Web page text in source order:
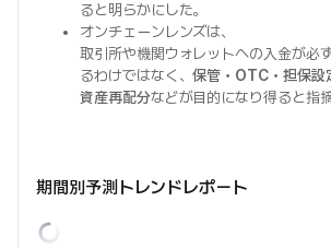
ると明らかにした。
オンチェーンレンズは、
取引所や機関ウォレットへの入金が必
るわけではなく、保管・OTC・担保設
資産再配分などが目的になり得ると指摘
期間別予測トレンドレポート